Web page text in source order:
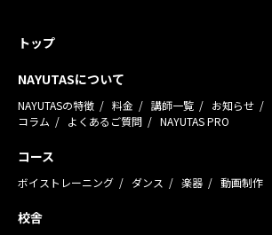
トップ
NAYUTASについて
NAYUTASの特徴 料金 講師一覧 お知らせ
コラム
よくあるご質問 NAYUTAS PRO
コース
ボイストレーニング ダンス 楽器 動画制作
校舎